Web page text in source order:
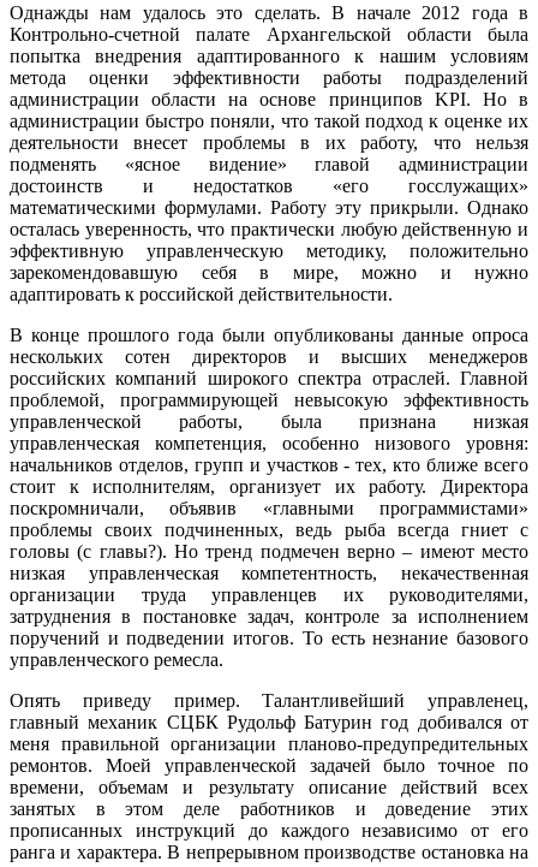
Однажды нам удалось это сделать. В начале 2012 года в
Контрольно-счетной палате Архангельской области была
попытка внедрения адаптированного к нашим условиям
метода оценки эффективности работы подразделений
администрации области на основе принципов KPI. Но в
администрации быстро поняли, что такой подход к оценке их
деятельности внесет проблемы в их работу, что нельзя
подменять «ясное видение» главой администрации
достоинств и недостатков «его госслужащих»
математическими формулами. Работу эту прикрыли. Однако
осталась уверенность, что практически любую действенную и
эффективную управленческую методику, положительно
зарекомендовавшую себя в мире, можно и нужно
адаптировать к российской действительности.
В конце прошлого года были опубликованы данные опроса
нескольких сотен директоров и высших менеджеров
российских компаний широкого спектра отраслей. Главной
проблемой, программирующей невысокую эффективность
управленческой работы, была признана низкая
управленческая компетенция, особенно низового уровня:
начальников отделов, групп и участков - тех, кто ближе всего
стоит к исполнителям, организует их работу. Директора
поскромничали, объявив «главными программистами»
проблемы своих подчиненных, ведь рыба всегда гниет с
головы (с главы?). Но тренд подмечен верно – имеют место
низкая управленческая компетентность, некачественная
организации труда управленцев их руководителями,
затруднения в постановке задач, контроле за исполнением
поручений и подведении итогов. То есть незнание базового
управленческого ремесла.
Опять приведу пример. Талантливейший управленец,
главный механик СЦБК Рудольф Батурин год добивался от
меня правильной организации планово-предупредительных
ремонтов. Моей управленческой задачей было точное по
времени, объемам и результату описание действий всех
занятых в этом деле работников и доведение этих
прописанных инструкций до каждого независимо от его
ранга и характера. В непрерывном производстве остановка на